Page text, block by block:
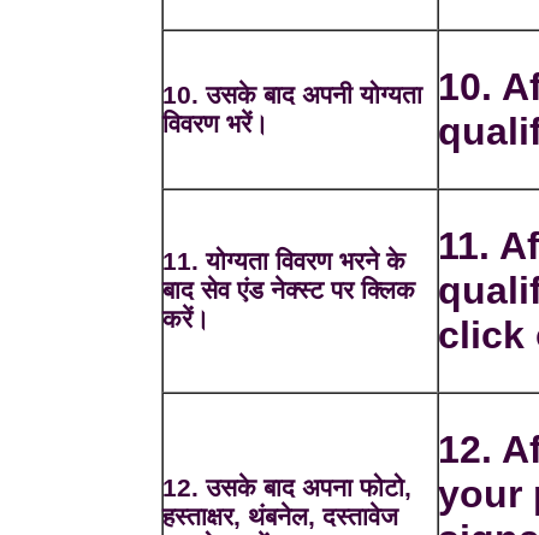
10. उसके बाद अपनी योग्यता
विवरण भरें।
10.
11. योग्यता विवरण भरने के
बाद सेव एंड नेक्स्ट पर क्लिक
करें।
11.
click
12. उसके बाद अपना फोटो,
हस्ताक्षर, थंबनेल, दस्तावेज
12.
your